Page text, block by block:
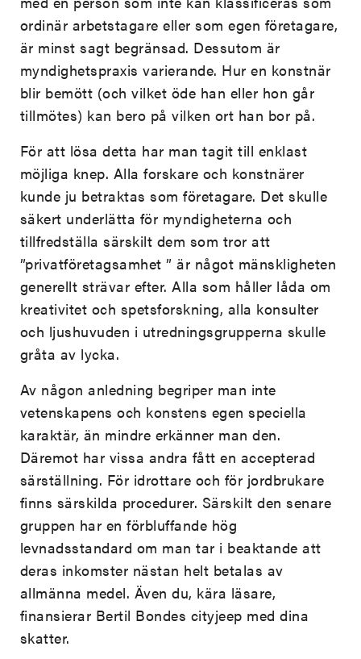
ordinär arbetstagare eller som egen företagare,
är minst sagt begränsad. Dessutom är
myndighetspraxis varierande. Hur en konstnär
blir bemött (och vilket öde han eller hon går
tillmötes) kan bero på vilken ort han bor på.
För att lösa detta har man tagit till enklast
möjliga knep. Alla forskare och konstnärer
kunde ju betraktas som företagare. Det skulle
säkert underlätta för myndigheterna och
tillfredställa särskilt dem som tror att
”privatföretagsamhet ” är något mänskligheten
generellt strävar efter. Alla som håller låda om
kreativitet och spetsforskning, alla konsulter
och ljushuvuden i utredningsgrupperna skulle
gråta av lycka.
Av någon anledning begriper man inte
vetenskapens och konstens egen speciella
karaktär, än mindre erkänner man den.
Däremot har vissa andra fått en accepterad
särställning. För idrottare och för jordbrukare
finns särskilda procedurer. Särskilt den senare
gruppen har en förbluffande hög
levnadsstandard om man tar i beaktande att
deras inkomster nästan helt betalas av
allmänna medel. Även du, kära läsare,
finansierar Bertil Bondes cityjeep med dina
skatter.